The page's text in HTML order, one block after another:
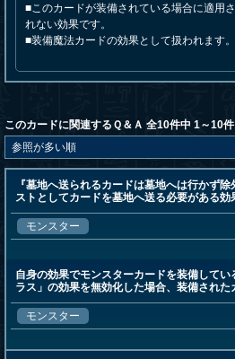
■このカードが装備されている場合に適用
れない効果です。
■装備魔法カードの効果として扱われます。
このカードに関連するＱ＆Ａ 全10件中 1～10
『墓地へ送られるカードは墓地へは行かず
ストとしてカードを墓地へ送る必要がある効
モンスター
自身の効果でモンスターカードを装備して
ラス」の効果を無効化した場合、装備された
モンスター